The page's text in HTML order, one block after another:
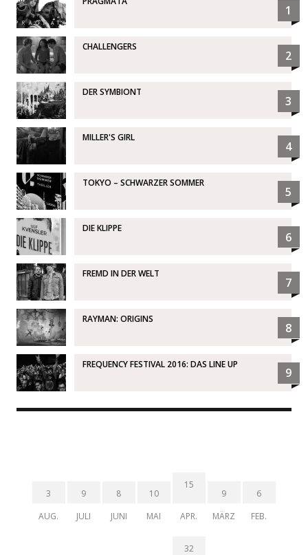
1
CHALLENGERS
2
DER SYMBIONT
3
MILLER'S GIRL
4
TOKYO – SCHWARZER SOMMER
5
DIE KLIPPE
6
FREMD IN DER WELT
7
RAYMAN: ORIGINS
8
FREQUENCY FESTIVAL 2016: DAS LINE UP
9
3
AUG.
9
JULI
8
JUNI
10
MAI
15
APR.
9
MÄRZ
6
FEB.
32